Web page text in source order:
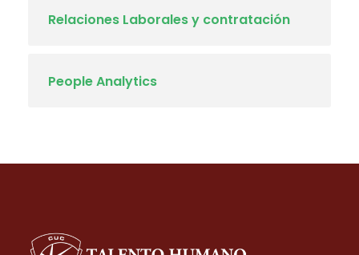
Relaciones Laborales y contratación
People Analytics